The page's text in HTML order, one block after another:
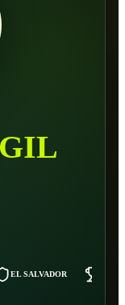
GIL
EL SALVADOR